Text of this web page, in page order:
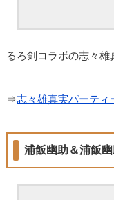
るろ剣コラボの志々雄
⇒志々雄真実パーティ
浦飯幽助＆浦飯